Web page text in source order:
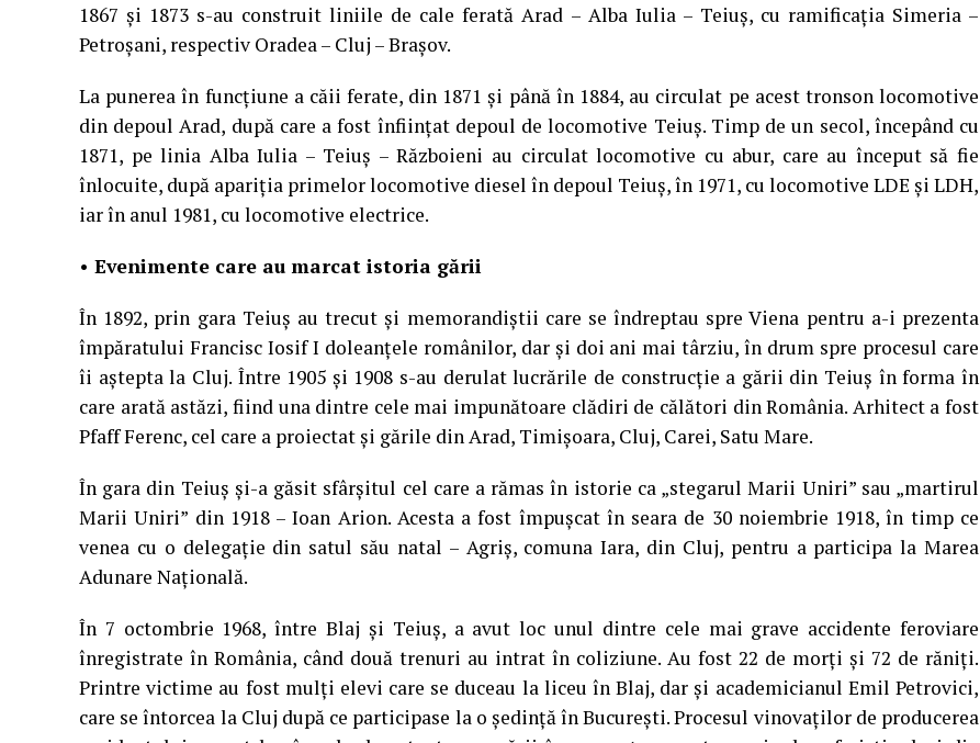
1867 şi 1873 s-au construit liniile de cale ferată Arad – Alba Iulia – Teiuş, cu ramificaţia Simeria –
Petroşani, respectiv Oradea – Cluj – Braşov.
La punerea în funcţiune a căii ferate, din 1871 şi până în 1884, au circulat pe acest tronson locomotive
din depoul Arad, după care a fost înfiinţat depoul de locomotive Teiuş. Timp de un secol, începând cu
1871, pe linia Alba Iulia – Teiuş – Războieni au circulat locomotive cu abur, care au început să fie
înlocuite, după apariţia primelor locomotive diesel în depoul Teiuş, în 1971, cu locomotive LDE şi LDH,
iar în anul 1981, cu locomotive electrice.
• Evenimente care au marcat istoria gării
În 1892, prin gara Teiuş au trecut şi memorandiştii care se îndreptau spre Viena pentru a-i prezenta
împăratului Francisc Iosif I doleanţele românilor, dar şi doi ani mai târziu, în drum spre procesul care
îi aştepta la Cluj. Între 1905 şi 1908 s-au derulat lucrările de construcţie a gării din Teiuş în forma în
care arată astăzi, fiind una dintre cele mai impunătoare clădiri de călători din România. Arhitect a fost
Pfaff Ferenc, cel care a proiectat şi gările din Arad, Timişoara, Cluj, Carei, Satu Mare.
În gara din Teiuş şi-a găsit sfârşitul cel care a rămas în istorie ca „stegarul Marii Uniri” sau „martirul
Marii Uniri” din 1918 – Ioan Arion. Acesta a fost împuşcat în seara de 30 noiembrie 1918, în timp ce
venea cu o delegaţie din satul său natal – Agriş, comuna Iara, din Cluj, pentru a participa la Marea
Adunare Naţională.
În 7 octombrie 1968, între Blaj şi Teiuş, a avut loc unul dintre cele mai grave accidente feroviare
înregistrate în România, când două trenuri au intrat în coliziune. Au fost 22 de morţi şi 72 de răniţi.
Printre victime au fost mulţi elevi care se duceau la liceu în Blaj, dar şi academicianul Emil Petrovici,
care se întorcea la Cluj după ce participase la o şedinţă în Bucureşti. Procesul vinovaţilor de producerea